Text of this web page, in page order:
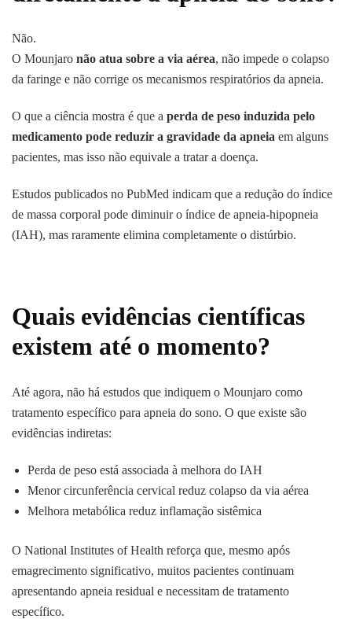
Não.
O Mounjaro não atua sobre a via aérea, não impede o colapso
da faringe e não corrige os mecanismos respiratórios da apneia.
O que a ciência mostra é que a perda de peso induzida pelo
medicamento pode reduzir a gravidade da apneia em alguns
pacientes, mas isso não equivale a tratar a doença.
Estudos publicados no PubMed indicam que a redução do índice
de massa corporal pode diminuir o índice de apneia-hipopneia
(IAH), mas raramente elimina completamente o distúrbio.
Quais evidências científicas
existem até o momento?
Até agora, não há estudos que indiquem o Mounjaro como
tratamento específico para apneia do sono. O que existe são
evidências indiretas:
Perda de peso está associada à melhora do IAH
Menor circunferência cervical reduz colapso da via aérea
Melhora metabólica reduz inflamação sistêmica
O National Institutes of Health reforça que, mesmo após
emagrecimento significativo, muitos pacientes continuam
apresentando apneia residual e necessitam de tratamento
específico.